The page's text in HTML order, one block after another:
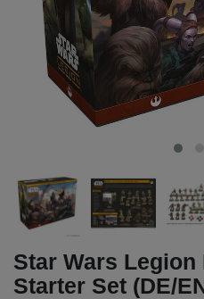
Star Wars Legion
Starter Set (DE/